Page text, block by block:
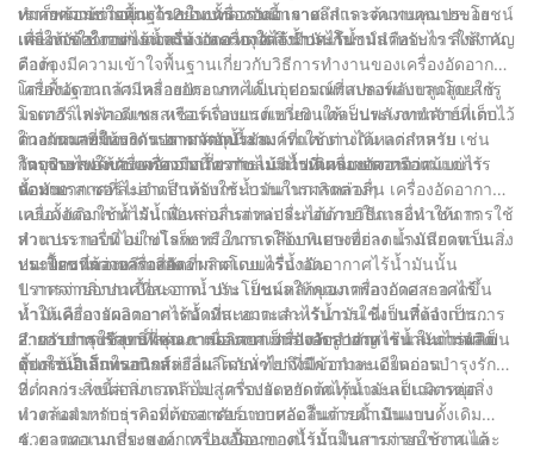
เราก็พร้อมช่วยคุณ ถ้าอย่างนั้น เรามาเจาะลึกและค้นพบคุณประโยชน์
และการใช้งานของเครื่องอัดอากาศไร้น้ำมันกัน
หมายความว่าอย่างไร? ในบทความนี้ เราจะสำรวจความหมายของ
เครื่องอัดอากาศไร้น้ำมัน และเหตุใดจึงมีประโยชน์สำหรับการใช้งาน
ต่างๆ
ทำความเข้าใจพื้นฐานของเครื่องอัดอากาศ
เพื่อให้เข้าใจอย่างถ่องแท้ว่าเครื่องอัดอากาศไร้น้ำมันคืออะไร สิ่งสำคัญ
คือต้องมีความเข้าใจพื้นฐานเกี่ยวกับวิธีการทำงานของเครื่องอัดอากาศ
โดยพื้นฐานแล้ว เครื่องอัดอากาศเป็นอุปกรณ์ที่แปลงพลังงานโดยใช้
มอเตอร์ไฟฟ้า ดีเซล หรือเครื่องยนต์เบนซินให้เป็นพลังงานศักย์ที่เก็บไว้
ในอากาศที่มีแรงดัน อากาศอัดนี้สามารถใช้งานได้หลากหลาย เช่น
การจ่ายไฟให้กับเครื่องมือเกี่ยวกับลม การเติมลมยาง หรือแม้แต่การ
จัดหาอากาศที่สะอาดสำหรับกระบวนการผลิตต่างๆ
เครื่องอัดอากาศมีหลายประเภท ได้แก่ คอมเพรสเซอร์แบบลูกสูบ สกรู
โรตารี และคอมเพรสเซอร์แบบแรงเหวี่ยง แต่ละประเภททำงานแตก
ต่างกันและให้บริการตามวัตถุประสงค์ที่แตกต่างกัน แต่สำหรับ
วัตถุประสงค์ของบทความนี้ เราจะเน้นไปที่เครื่องอัดอากาศแบบไร้
น้ำมัน
ความหมายของการปราศจากน้ำมัน
ในบริบทของเครื่องอัดอากาศ การไม่มีน้ำมันหมายความว่า
คอมเพรสเซอร์ไม่จำเป็นต้องใช้น้ำมันในการหล่อลื่น เครื่องอัดอากาศ
แบบดั้งเดิมใช้น้ำมันเพื่อหล่อลื่นส่วนประกอบภายในและทำให้การ
ทำงานราบรื่น อย่างไรก็ตาม ในการใช้งานบางอย่าง น้ำมันอาจเป็นสิ่ง
ปนเปื้อนที่ต้องหลีกเลี่ยง
เครื่องอัดอากาศไร้น้ำมันสามารถหล่อลื่นได้ด้วยวิธีการอื่น เช่น การใช้
ส่วนประกอบที่ไม่ใช่โลหะหรือการเคลือบพิเศษเพื่อลดแรงเสียดทาน ซึ่ง
หมายความว่าอากาศอัดที่ผลิตโดยเครื่องอัดอากาศไร้น้ำมันนั้น
ปราศจากสิ่งปนเปื้อนจากน้ำมัน เป็นผลให้คุณภาพอากาศสะอาดขึ้น
ทำให้เครื่องอัดอากาศไร้น้ำมันเหมาะสำหรับการใช้งานที่ต้องการการ
จ่ายอากาศบริสุทธิ์ เช่น การผลิตยา การแปรรูปอาหาร และการผลิต
อุปกรณ์อิเล็กทรอนิกส์
ประโยชน์ของเครื่องอัดอากาศแบบไร้น้ำมัน
1. การจ่ายอากาศที่สะอาด: ประโยชน์หลักของเครื่องอัดอากาศไร้
น้ำมันคือการผลิตอากาศอัดที่สะอาดและไร้น้ำมัน นี่เป็นสิ่งจำเป็น
สำหรับการใช้งานที่คุณภาพอากาศเป็นปัจจัยสำคัญ เช่น ในการผลิต
ชิ้นส่วนอิเล็กทรอนิกส์หรือผลิตภัณฑ์ยาที่มีความละเอียดอ่อน
2. การบำรุงรักษาที่ลดลง: เนื่องจากเครื่องอัดอากาศไร้น้ำมันไม่จำเป็น
ต้องใช้น้ำมันในการหล่อลื่น โดยทั่วไปจึงมีข้อกำหนดในการบำรุงรักษา
ที่ต่ำกว่า สิ่งนี้สามารถนำไปสู่การประหยัดต้นทุนและลดเวลาหยุด
ทำงานสำหรับธุรกิจที่ต้องอาศัยอากาศอัดในการดำเนินงาน
3. ผลกระทบต่อสิ่งแวดล้อม: เครื่องอัดอากาศไร้น้ำมันเป็นมิตรต่อสิ่ง
แวดล้อมมากกว่าคอมเพรสเซอร์แบบหล่อลื่นด้วยน้ำมันแบบดั้งเดิม
ช่วยลดความเสี่ยงของการปนเปื้อนของน้ำมันในการจ่ายอากาศ และ
4. ความอเนกประสงค์: เครื่องอัดอากาศไร้น้ำมันสามารถใช้งานได้